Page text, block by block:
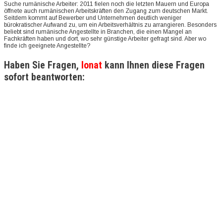
Suche rumänische Arbeiter: 2011 fielen noch die letzten Mauern und Europa
öffnete auch rumänischen Arbeitskräften den Zugang zum deutschen Markt.
Seitdem kommt auf Bewerber und Unternehmen deutlich weniger
bürokratischer Aufwand zu, um ein Arbeitsverhältnis zu arrangieren. Besonders
beliebt sind rumänische Angestellte in Branchen, die einen Mangel an
Fachkräften haben und dort, wo sehr günstige Arbeiter gefragt sind. Aber wo
finde ich geeignete Angestellte?
Haben Sie Fragen, Ionat kann Ihnen diese Fragen
sofort beantworten: